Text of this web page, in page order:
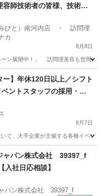
師技術者の皆様、技術者
ッフの方、ブランク有る
き時間、休日・定休日を活
？
びと）南河内店 ・ 訪問理
カ
8月8日
ン展開中！」 訪問理美容も世間に
業務委託
ー】年休120日以上／シフト
ントスタッフの採用・選
実施もお任せします／1,3
上の業界トップの営業支援
8月7日
て、大手企業が主催する各種イベ
ャパン株式会社 39397_f
入社日応相談】
パン株式会社 39397_f